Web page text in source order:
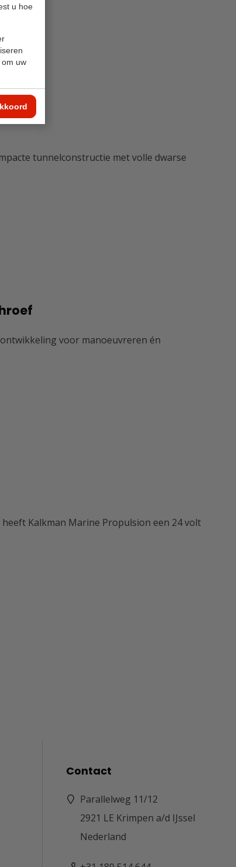
u hoe
uw
tunnelconstructie met volle dwarse
voor manoeuvreren én
Kalkman Marine Propulsion een 24 volt
Contact
Parallelweg 11/12
2921 LE Krimpen a/d IJssel
Nederland